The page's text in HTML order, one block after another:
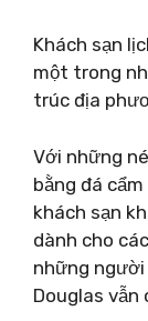
Khách sạn
một trong
trúc địa
Với những
bằng đá
khách sạn
dành cho
những
Douglas vẫn